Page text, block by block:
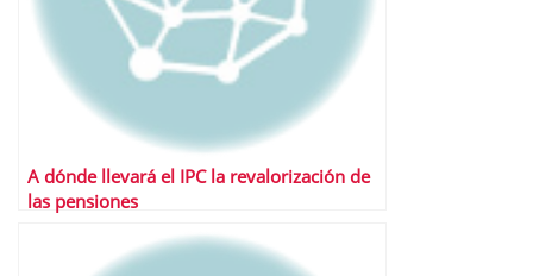
A dónde llevará el IPC la revalorización de
las pensiones